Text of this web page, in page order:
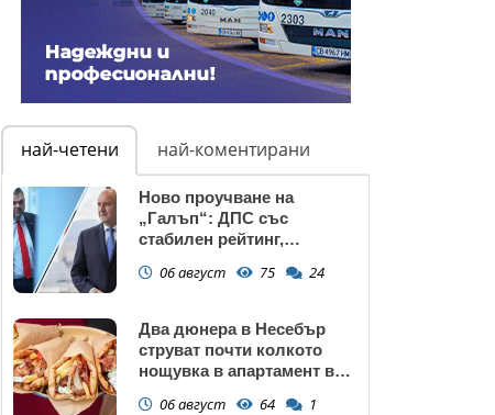
най-четени най-коментирани
Ново проучване на
„Галъп“: ДПС със
стабилен рейтинг,
запазва
06 август 75 24
Два дюнера в Несебър
струват почти колкото
нощувка в апартамент в
06 август 64 1